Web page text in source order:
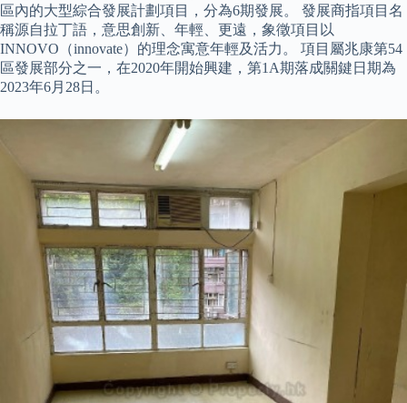
區內的大型綜合發展計劃項目，分為6期發展。 發展商指項目名
稱源自拉丁語，意思創新、年輕、更遠，象徵項目以
INNOVO（innovate）的理念寓意年輕及活力。 項目屬兆康第54
區發展部分之一，在2020年開始興建，第1A期落成關鍵日期為
2023年6月28日。